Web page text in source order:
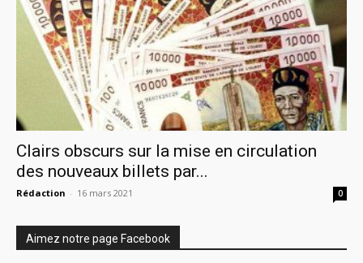
Clairs obscurs sur la mise en circulation
des nouveaux billets par...
Rédaction - 16 mars 2021 0
Aimez notre page Facebook